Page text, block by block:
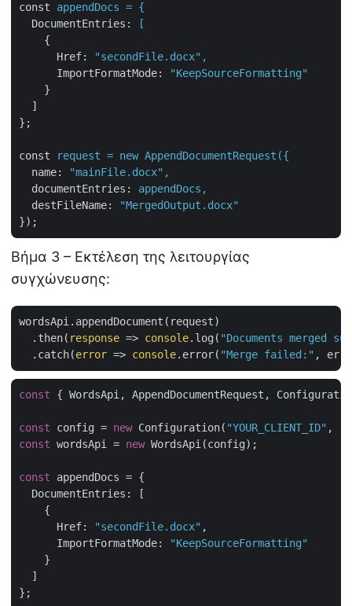
const
appendDocs = {
DocumentEntries :
[
{
Href:
"secondFile.docx",
ImportFormatMode:
"KeepSourceFormatting"
}
]
};
const
request = new AppendDocumentRequest({
name:
"mainFile.docx",
documentEntries : appendDocs,
destFileName:
"MergedOutput.docx"
});
Βήμα 3 – Εκτέλεση της λειτουργίας
συγχώνευσης:
wordsApi.appendDocument(request)
  .then(
response => console.log( "Documents merged
  .catch(
error => console.error( "Merge failed:"
const { WordsApi, AppendDocumentRequest,
const config = new Configuration( "YOUR_CLIENT_ID" ,
const wordsApi = new WordsApi(config);
const appendDocs = {
DocumentEntries : [
    {
Href: "secondFile.docx" ,
ImportFormatMode:
"KeepSourceFormatting"
    }
  ]
};